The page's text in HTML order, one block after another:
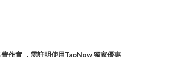
作實 ，需註明使用TapNow 獨家優惠